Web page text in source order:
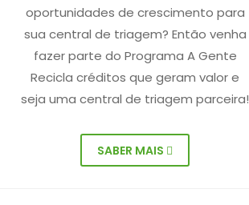
oportunidades de crescimento para
sua central de triagem? Então venha
fazer parte do Programa A Gente
Recicla créditos que geram valor e
seja uma central de triagem parceira!
SABER MAIS